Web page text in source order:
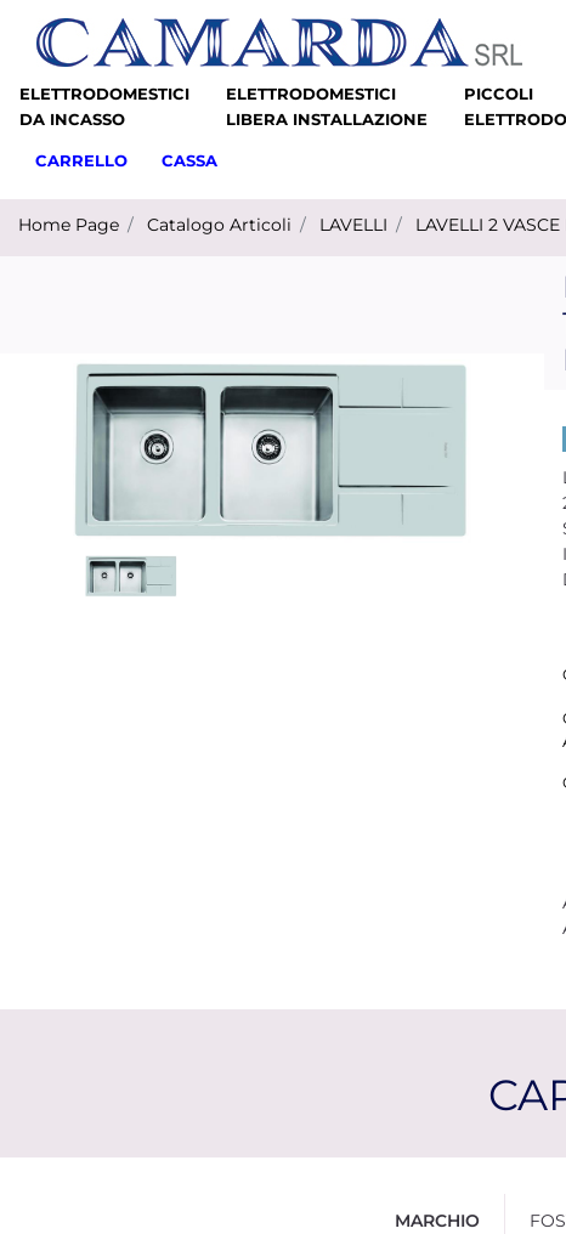
ELETTRODOMESTICI
DA INCASSO
ELETTRODOMESTICI
LIBERA INSTALLAZIONE
PICCOLI
CARRELLO CASSA
Home Page Catalogo Articoli LAVELLI LAVELLI 2
MARCHIO